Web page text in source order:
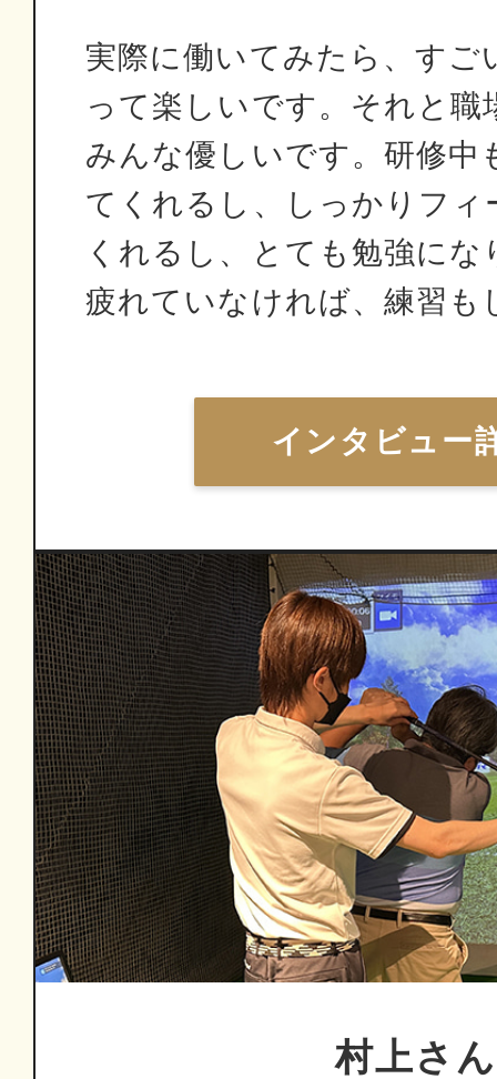
実際に働いてみたら、すご
って楽しいです。それと職
みんな優しいです。研修中
てくれるし、しっかりフィ
くれるし、とても勉強に
疲れていなければ、練習も
インタビュー
村上さん